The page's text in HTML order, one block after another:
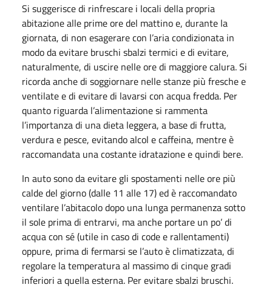
Si suggerisce di rinfrescare i locali della propria
abitazione alle prime ore del mattino e, durante la
giornata, di non esagerare con l’aria condizionata in
modo da evitare bruschi sbalzi termici e di evitare,
naturalmente, di uscire nelle ore di maggiore calura. Si
ricorda anche di soggiornare nelle stanze più fresche e
ventilate e di evitare di lavarsi con acqua fredda. Per
quanto riguarda l’alimentazione si rammenta
l’importanza di una dieta leggera, a base di frutta,
verdura e pesce, evitando alcol e caffeina, mentre è
raccomandata una costante idratazione e quindi bere.
In auto sono da evitare gli spostamenti nelle ore più
calde del giorno (dalle 11 alle 17) ed è raccomandato
ventilare l’abitacolo dopo una lunga permanenza sotto
il sole prima di entrarvi, ma anche portare un po’ di
acqua con sé (utile in caso di code e rallentamenti)
oppure, prima di fermarsi se l’auto è climatizzata, di
regolare la temperatura al massimo di cinque gradi
inferiori a quella esterna. Per evitare sbalzi bruschi.